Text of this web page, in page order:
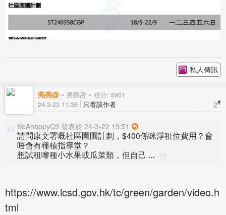
私人傳訊
亮亮@ 男爵府 積分: 5901
2#
24-3-23 11:38 只看該作者
BeAhappyC9 發表於 24-3-22 19:51
請問康文署嘅社區園圃計劃，$400係咪淨租位費用？會
唔會有種植指導堂？
想試租嚟種小水果或瓜菜類，但自己 ...
https://www.lcsd.gov.hk/tc/green/garden/video.h
tml